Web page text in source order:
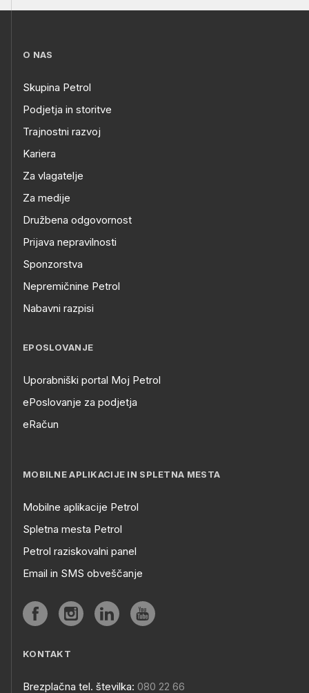
O NAS
Skupina Petrol
Podjetja in storitve
Trajnostni razvoj
Kariera
Za vlagatelje
Za medije
Družbena odgovornost
Prijava nepravilnosti
Sponzorstva
Nepremičnine Petrol
Nabavni razpisi
EPOSLOVANJE
Uporabniški portal Moj Petrol
ePoslovanje za podjetja
eRačun
MOBILNE APLIKACIJE IN SPLETNA MESTA
Mobilne aplikacije Petrol
Spletna mesta Petrol
Petrol raziskovalni panel
Email in SMS obveščanje
KONTAKT
Brezplačna tel. številka: 080 22 66